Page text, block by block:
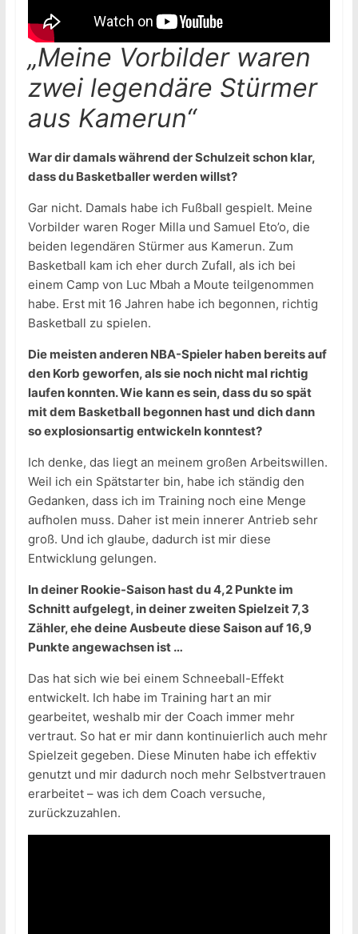
„Meine Vorbilder waren
zwei legendäre Stürmer
aus Kamerun“
War dir damals während der Schulzeit schon klar,
dass du Basketballer werden willst?
Gar nicht. Damals habe ich Fußball gespielt. Meine
Vorbilder waren Roger Milla und Samuel Eto’o, die
beiden legendären Stürmer aus Kamerun. Zum
Basketball kam ich eher durch Zufall, als ich bei
einem Camp von Luc Mbah a Moute teilgenommen
habe. Erst mit 16 Jahren habe ich begonnen, richtig
Basketball zu spielen.
Die meisten anderen NBA-Spieler haben bereits auf
den Korb geworfen, als sie noch nicht mal richtig
laufen konnten. Wie kann es sein, dass du so spät
mit dem Basketball begonnen hast und dich dann
so explosionsartig entwickeln konntest?
Ich denke, das liegt an meinem großen Arbeitswillen.
Weil ich ein Spätstarter bin, habe ich ständig den
Gedanken, dass ich im Training noch eine Menge
aufholen muss. Daher ist mein innerer Antrieb sehr
groß. Und ich glaube, dadurch ist mir diese
Entwicklung gelungen.
In deiner Rookie-Saison hast du 4,2 Punkte im
Schnitt aufgelegt, in deiner zweiten Spielzeit 7,3
Zähler, ehe deine Ausbeute diese Saison auf 16,9
Punkte angewachsen ist …
Das hat sich wie bei einem Schneeball-Effekt
entwickelt. Ich habe im Training hart an mir
gearbeitet, weshalb mir der Coach immer mehr
vertraut. So hat er mir dann kontinuierlich auch mehr
Spielzeit gegeben. Diese Minuten habe ich effektiv
genutzt und mir dadurch noch mehr Selbstvertrauen
erarbeitet – was ich dem Coach versuche,
zurückzuzahlen.